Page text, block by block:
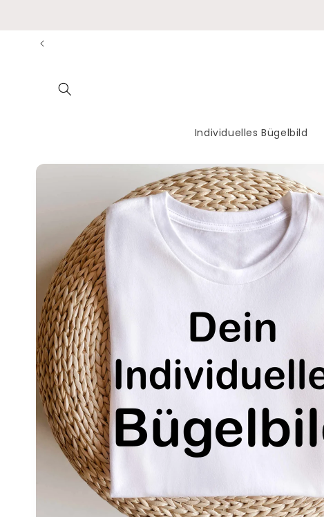
Individuelles Bügelbild
Zu
Produktinformationen